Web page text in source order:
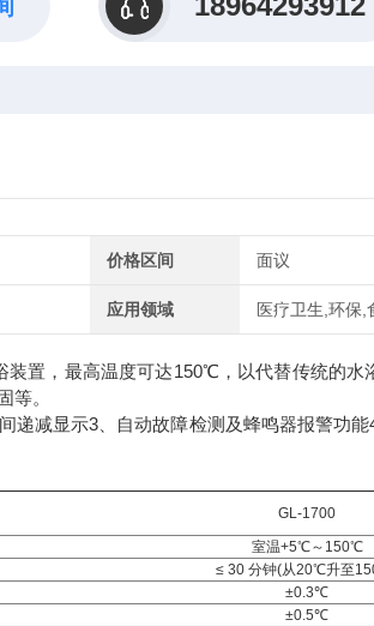
价格区间 面议
应用领域 医疗卫生,环保,
置，最高温度可达150℃，以代替传统的水
等。
递减显示3、自动故障检测及蜂鸣器报警功
GL-1700
室温+5℃～150℃
≤ 30 分钟(从20℃升至
±0.3℃
±0.5℃